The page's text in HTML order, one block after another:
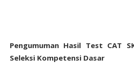
Pengumuman Hasil Test CAT
Seleksi Kompetensi Dasar